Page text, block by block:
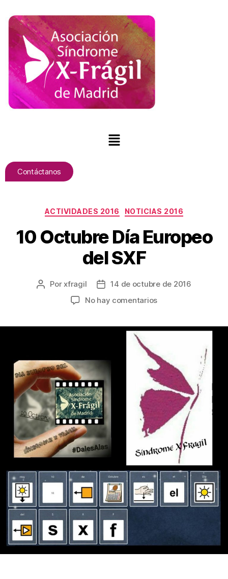
Contáctanos
ACTIVIDADES 2016 NOTICIAS 2016
10 Octubre Día Europeo
del SXF
Porxfragil
14 de octubre de 2016
No hay comentarios